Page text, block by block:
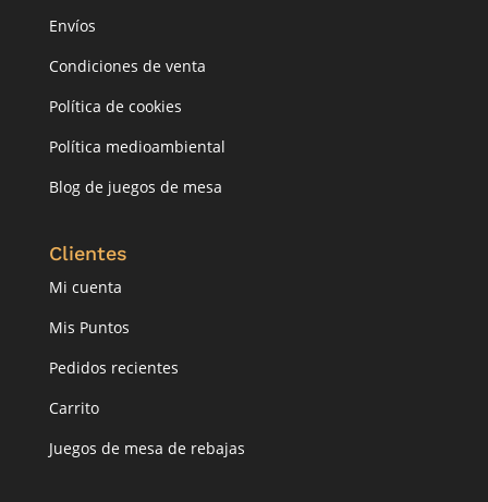
Envíos
Condiciones de venta
Política de cookies
Política medioambiental
Blog de juegos de mesa
Clientes
Mi cuenta
Mis Puntos
Pedidos recientes
Carrito
Juegos de mesa de rebajas